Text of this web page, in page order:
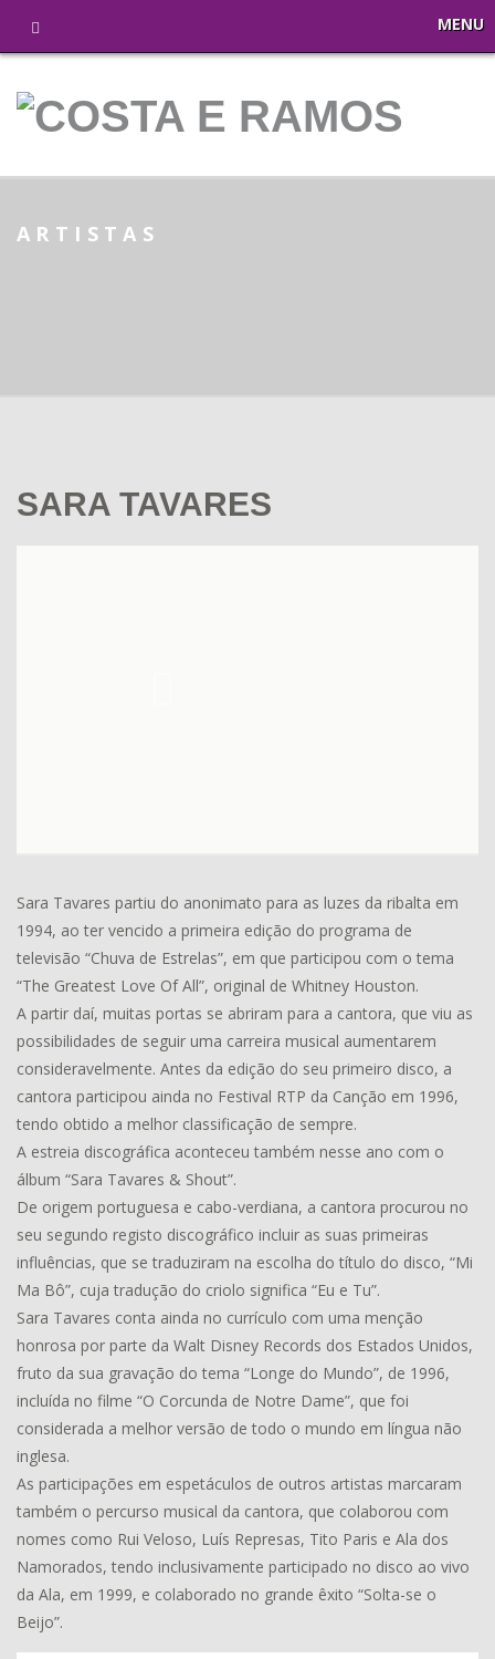
MENU
ARTISTAS
SARA TAVARES
Sara Tavares partiu do anonimato para as luzes da ribalta em
1994, ao ter vencido a primeira edição do programa de
televisão “Chuva de Estrelas”, em que participou com o tema
“The Greatest Love Of All”, original de Whitney Houston.
A partir daí, muitas portas se abriram para a cantora, que viu as
possibilidades de seguir uma carreira musical aumentarem
consideravelmente. Antes da edição do seu primeiro disco, a
cantora participou ainda no Festival RTP da Canção em 1996,
tendo obtido a melhor classificação de sempre.
A estreia discográfica aconteceu também nesse ano com o
álbum “Sara Tavares & Shout”.
De origem portuguesa e cabo-verdiana, a cantora procurou no
seu segundo registo discográfico incluir as suas primeiras
influências, que se traduziram na escolha do título do disco, “Mi
Ma Bô”, cuja tradução do criolo significa “Eu e Tu”.
Sara Tavares conta ainda no currículo com uma menção
honrosa por parte da Walt Disney Records dos Estados Unidos,
fruto da sua gravação do tema “Longe do Mundo”, de 1996,
incluída no filme “O Corcunda de Notre Dame”, que foi
considerada a melhor versão de todo o mundo em língua não
inglesa.
As participações em espetáculos de outros artistas marcaram
também o percurso musical da cantora, que colaborou com
nomes como Rui Veloso, Luís Represas, Tito Paris e Ala dos
Namorados, tendo inclusivamente participado no disco ao vivo
da Ala, em 1999, e colaborado no grande êxito “Solta-se o
Beijo”.